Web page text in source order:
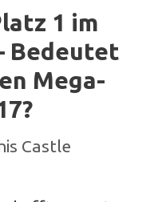
1 im
Bedeutet
Mega-
Castle